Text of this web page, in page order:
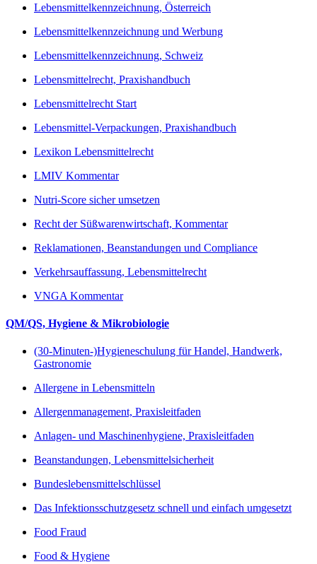
Lebensmittelkennzeichnung, Österreich
Lebensmittelkennzeichnung und Werbung
Lebensmittelkennzeichnung, Schweiz
Lebensmittelrecht, Praxishandbuch
Lebensmittelrecht Start
Lebensmittel-Verpackungen, Praxishandbuch
Lexikon Lebensmittelrecht
LMIV Kommentar
Nutri-Score sicher umsetzen
Recht der Süßwarenwirtschaft, Kommentar
Reklamationen, Beanstandungen und Compliance
Verkehrsauffassung, Lebensmittelrecht
VNGA Kommentar
QM/QS, Hygiene & Mikrobiologie
(30-Minuten-)Hygieneschulung für Handel, Handwerk,
Gastronomie
Allergene in Lebensmitteln
Allergenmanagement, Praxisleitfaden
Anlagen- und Maschinenhygiene, Praxisleitfaden
Beanstandungen, Lebensmittelsicherheit
Bundeslebensmittelschlüssel
Das Infektionsschutzgesetz schnell und einfach umgesetzt
Food Fraud
Food & Hygiene